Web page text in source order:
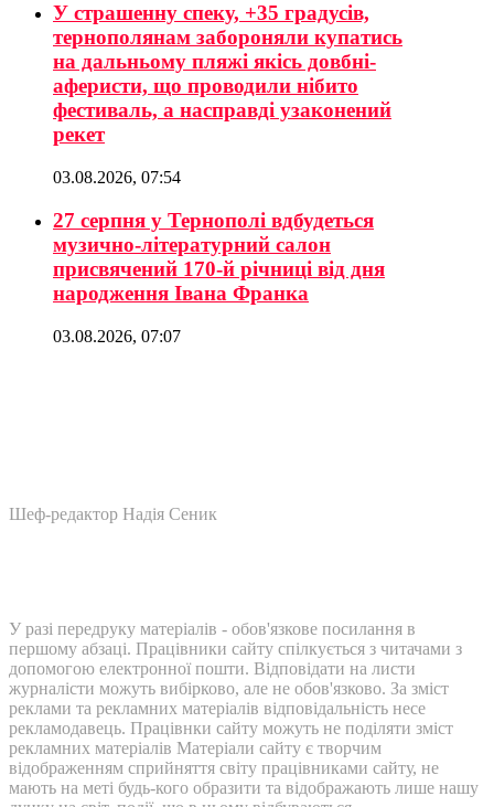
У страшенну спеку, +35 градусів,
тернополянам забороняли купатись
на дальньому пляжі якісь довбні-
аферисти, що проводили нібито
фестиваль, а насправді узаконений
рекет
03.08.2026, 07:54
27 серпня у Тернополі вдбудеться
музично-літературний салон
присвячений 170-й річниці від дня
народження Івана Франка
03.08.2026, 07:07
Шеф-редактор Надія Сеник
У разі передруку матеріалів - обов'язкове посилання в
першому абзаці. Працівники сайту спілкується з читачами з
допомогою електронної пошти. Відповідати на листи
журналісти можуть вибірково, але не обов'язково. За зміст
реклами та рекламних матеріалів відповідальність несе
рекламодавець. Працівнки сайту можуть не поділяти зміст
рекламних матеріалів Матеріали сайту є творчим
відображенням сприйняття світу працівниками сайту, не
мають на меті будь-кого образити та відображають лише нашу